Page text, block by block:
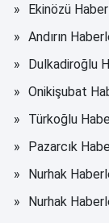
Ekinözü
Andırın
Dulkadiroğlu
Onikişubat
Türkoğlu
Pazarcık
Nurhak
Nurhak